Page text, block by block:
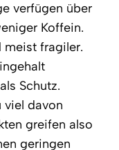
verfügen über
Koffein.
meist fragiler.
Schutz.
viel davon
greifen also
geringen